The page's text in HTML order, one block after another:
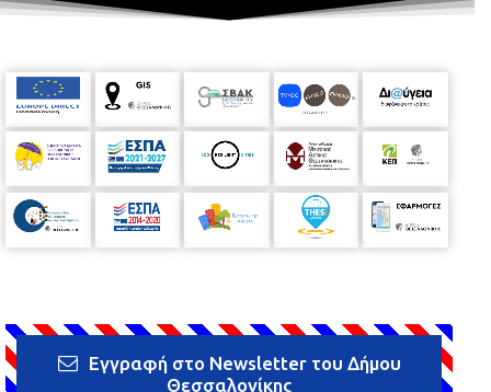
Εγγραφή στο Newsletter του Δήμου
Θεσσαλονίκης